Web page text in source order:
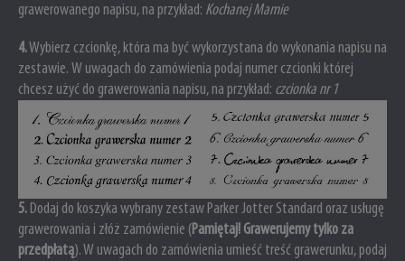
grawerowanego napisu, na przykład: Kochanej Mamie
4.Wybierz czcionkę, która ma być wykorzystana do wykonania napisu na
zestawie. W uwagach do zamówienia podaj numer czcionki której
chcesz użyć do grawerowania napisu, na przykład: czcionka nr 1
5. Dodaj do koszyka wybrany zestaw Parker Jotter Standard oraz usługę
grawerowania i złóż zamówienie (Pamiętaj! Grawerujemy tylko za
przedpłatą). W uwagach do zamówienia umieść treść grawerunku, podaj